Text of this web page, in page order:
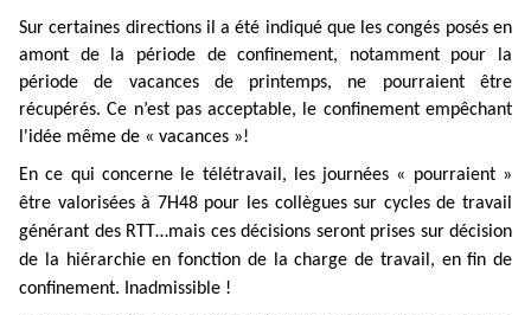
Sur certaines directions il a été indiqué que les congés posés en
amont de la période de confinement, notamment pour la
période de vacances de printemps, ne pourraient être
récupérés. Ce n’est pas acceptable,
le confinement empêchant
l'idée même de « vacances »!
En ce qui concerne le télétravail, les journées « pourraient »
être valorisées à 7H48 pour les collègues sur cycles de travail
générant des RTT…mais ces décisions seront prises sur décision
de la hiérarchie en fonction de la charge de travail, en fin de
confinement. Inadmissible !